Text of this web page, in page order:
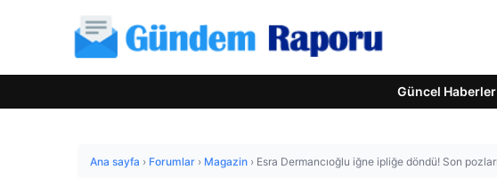
Güncel Haberler
Ana sayfa › Forumlar › Magazin › Esra Dermancıoğlu iğne ipliğe döndü! Son